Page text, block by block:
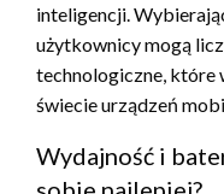
inteligencji.
użytkownicy mogą
technologiczne, które
świecie urządzeń
Wydajność i